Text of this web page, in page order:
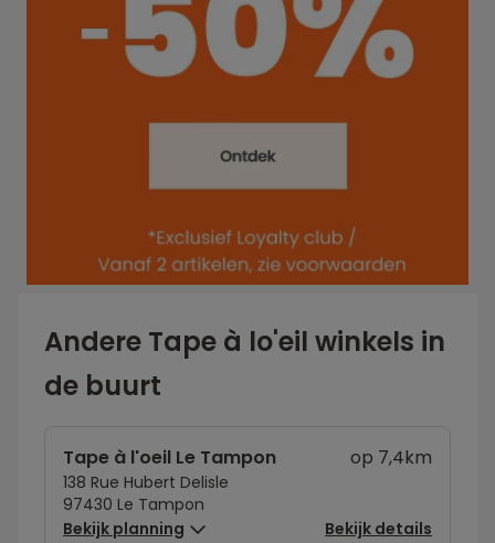
Andere Tape à lo'eil winkels in
de buurt
Tape à l'oeil Le Tampon
138 Rue Hubert Delisle
97430 Le Tampon
op 7,4km
Bekijk planning Bekijk details